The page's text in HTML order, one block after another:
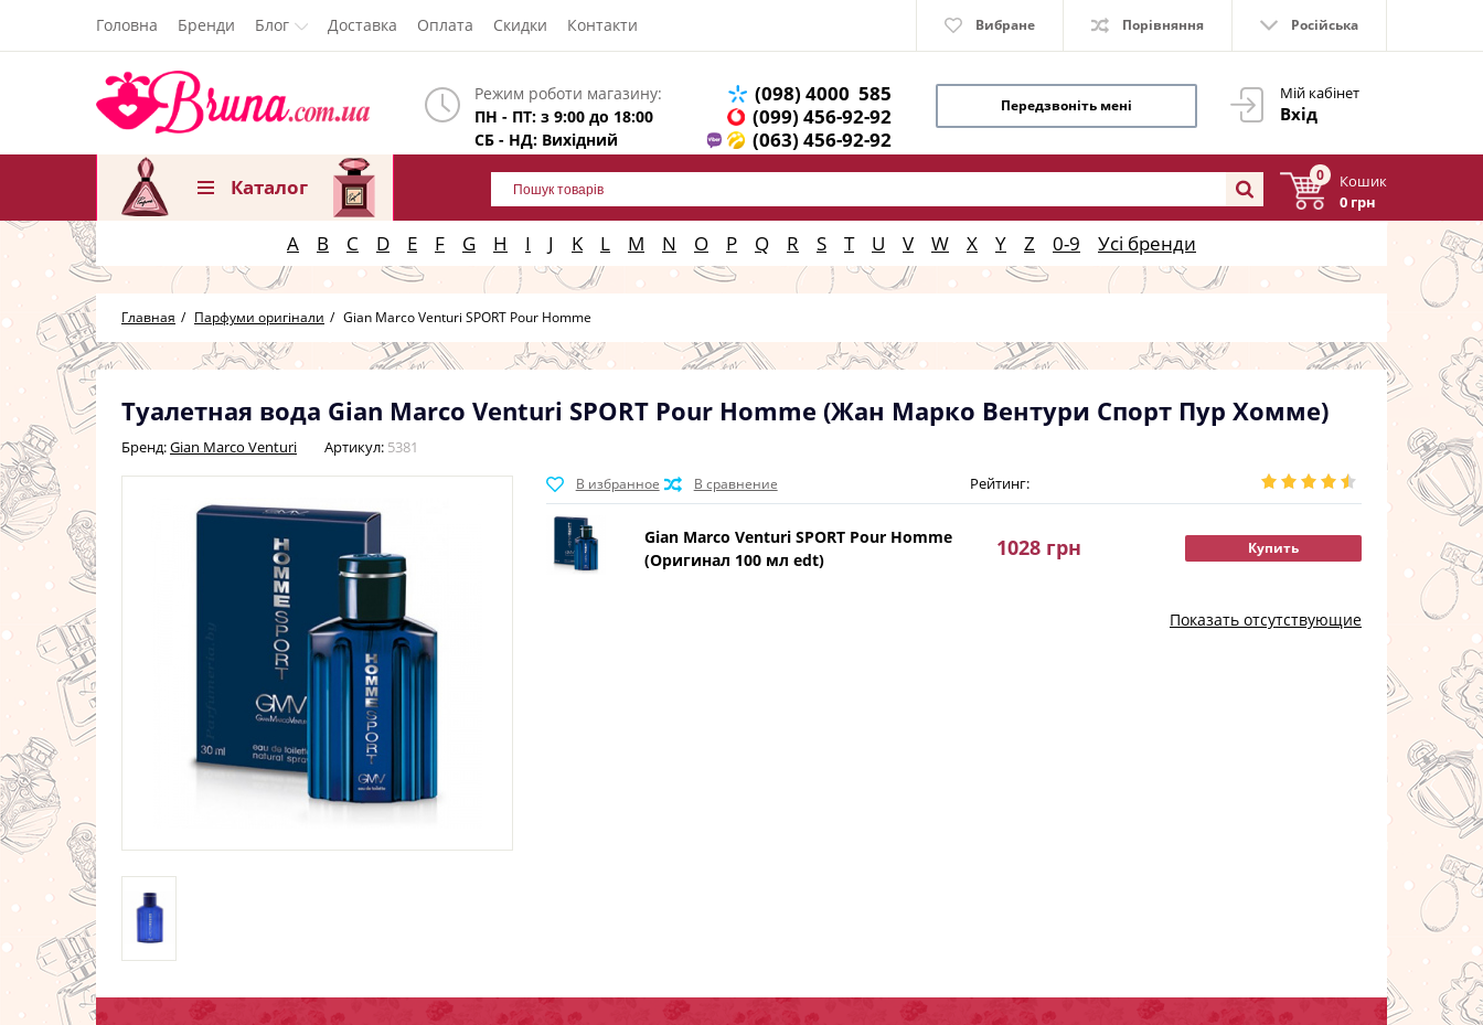
Головна Бренди Блог Доставка Оплата Скидки Контакти Вибране Порівняння Російська
Мій кабінет
Вхід
Режим роботи магазину:
ПН - ПТ: з 9:00 до 18:00
СБ - НД: Вихідний
(098) 4000 585
(099) 456-92-92
(063) 456-92-92
Передзвоніть мені
0
Кошик
0 грн
Каталог
A B C D E F G H I J K L M N O P Q R S T U V W X Y Z 0-9 Усі бренди
Главная Парфуми оригінали Gian Marco Venturi SPORT Pour Homme
Туалетная вода Gian Marco Venturi SPORT Pour Homme (Жан Марко Вентури Спорт Пур Хомме)
Бренд:Gian Marco Venturi Артикул: 5381
Рейтинг:
Gian Marco Venturi SPORT Pour Homme
(Оригинал 100 мл edt)
1028 грн Купить
Показать отсутствующие